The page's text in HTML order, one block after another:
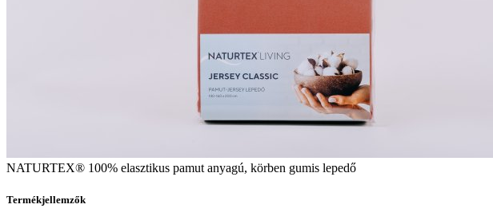
NATURTEX® 100% elasztikus pamut anyagú, körben gumis lepedő
Termékjellemzők